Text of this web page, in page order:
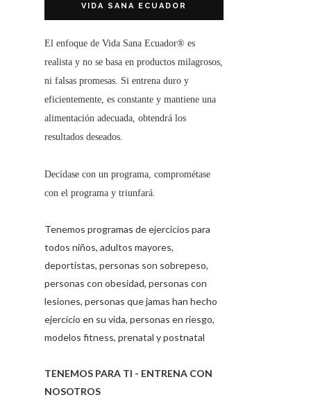
VIDA SANA ECUADOR
El enfoque de Vida Sana Ecuador® es
realista y no se basa en productos milagrosos,
ni falsas promesas. Si entrena duro y
eficientemente, es constante y mantiene una
alimentación adecuada, obtendrá los
resultados deseados.
Decídase con un programa, comprométase
con el programa y triunfará.
Tenemos programas de ejercicios para
todos niños, adultos mayores,
deportistas, personas son sobrepeso,
personas con obesidad, personas con
lesiones, personas que jamas han hecho
ejercicio en su vida, personas en riesgo,
modelos fitness, prenatal y postnatal
TENEMOS PARA TI - ENTRENA CON
NOSOTROS